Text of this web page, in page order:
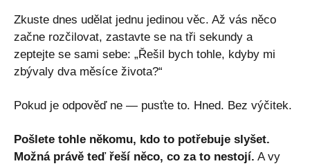
Zkuste dnes udělat jednu jedinou věc. Až vás něco
začne rozčilovat, zastavte se na tři sekundy a
zeptejte se sami sebe: „Řešil bych tohle, kdyby mi
zbývaly dva měsíce života?“
Pokud je odpověď ne — pusťte to. Hned. Bez výčitek.
Pošlete tohle někomu, kdo to potřebuje slyšet.
Možná právě teď řeší něco, co za to nestojí. A vy